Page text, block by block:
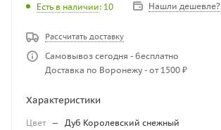
Есть в наличии: 10 Нашли дешевле?
Рассчитать доставку
Самовывоз сегодня - бесплатно
Доставка по Воронежу - от 1500 ₽
Характеристики
Цвет — Дуб Королевский снежный